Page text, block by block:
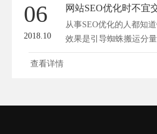
06
2018.10
网站SEO优化时不宜
从事SEO优化的人都知
效果是引导蜘蛛搬运分
样。...
查看详情